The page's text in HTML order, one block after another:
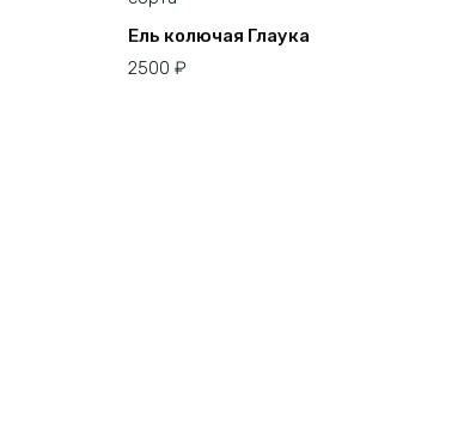
Ель колючая Глаука
2500 ₽